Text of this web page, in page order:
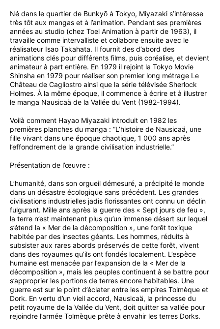
Né dans le quartier de Bunkyō à Tokyo, Miyazaki s’intéresse
très tôt aux mangas et à l’animation. Pendant ses premières
années au studio (chez Toei Animation à partir de 1963), il
travaille comme intervalliste et collabore ensuite avec le
réalisateur Isao Takahata. Il fournit des d’abord des
animations clés pour différents films, puis coréalise, et devient
animateur à part entière. En 1979 il rejoint la Tokyo Movie
Shinsha en 1979 pour réaliser son premier long métrage Le
Château de Cagliostro ainsi que la série télévisée Sherlock
Holmes. À la même époque, il commence à écrire et à illustrer
le manga Nausicaä de la Vallée du Vent (1982-1994).
Voilà comment Hayao Miyazaki introduit en 1982 les
premières planches du manga : “L’histoire de Nausicaä, une
fille vivant dans une époque chaotique, 1 000 ans après
l’effondrement de la grande civilisation industrielle.”
Présentation de l’œuvre :
L’humanité, dans son orgueil démesuré, a précipité le monde
dans un désastre écologique sans précédent. Les grandes
civilisations industrielles jadis florissantes ont connu un déclin
fulgurant. Mille ans après la guerre des « Sept jours de feu »,
la terre n’est maintenant plus qu’un immense désert sur lequel
s’étend la « Mer de la décomposition », une forêt toxique
habitée par des insectes géants. Les hommes, réduits à
subsister aux rares abords préservés de cette forêt, vivent
dans des royaumes qu’ils ont fondés localement. L’espèce
humaine est menacée par l’expansion de la « Mer de la
décomposition », mais les peuples continuent à se battre pour
s’approprier les portions de terres encore habitables. Une
guerre est sur le point d’éclater entre les empires Tolmèque et
Dork. En vertu d’un vieil accord, Nausicaä, la princesse du
petit royaume de la Vallée du Vent, doit quitter sa vallée pour
rejoindre l’armée Tolmèque prête à envahir les terres Dorks.